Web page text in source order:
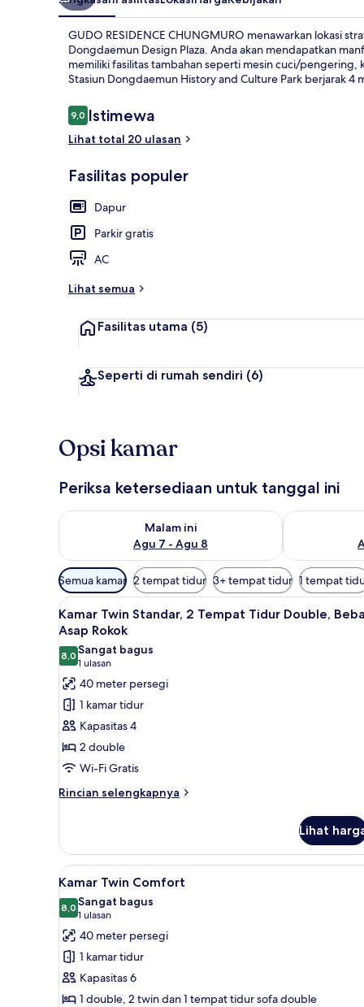
GUDO RESIDENCE CHUNGMURO menawarkan lokasi
Dongdaemun Design Plaza. Anda akan mendapatkan
memiliki fasilitas tambahan seperti mesin cuci/pengering,
Stasiun Dongdaemun History and Culture Park berjarak 4
Ulasan
9,09,0 dari 10
Istimewa
Lihat total 20 ulasan
Fasilitas populer
Dapur
Parkir gratis
AC
Lihat semua
Fasilitas utama (5)
Seperti di rumah sendiri (6)
Opsi kamar
Periksa ketersediaan untuk tanggal ini
Malam ini
Agu 7 - Agu 8
Periksa ketersediaan untuk malam ini Agu 7 - Agu 8
Periksa
Filter
tersedia
untuk
kamar
Semua kamar 2 tempat tidur 3+ tempat tidur 1 tempat
Lihat
semua
foto
untuk
Kamar
Twin
Standar,
2
Tempat
Tidur
Double,
Rokok
Kamar Twin Standar, 2
16
Kamar Twin Standar, 2 Tempat Tidur Double,
Asap Rokok
8,08,0 dari 10
Sangat bagus
1 ulasan
(1
ulasan)
40 meter persegi
1 kamar tidur
Kapasitas 4
2 double
Wi-Fi Gratis
Rincian selengkapnya
Rincian
Kamar
Twin
Standar,
Tempat
Tidur
Double,
Bebas
Asap
Rokok
Lihat
Lihat
semua
foto
untuk
Kamar
Twin
Comfort
Kamar Twin Comfort | Area
14
Kamar Twin Comfort
8,08,0 dari 10
Sangat bagus
1 ulasan
(1
ulasan)
40 meter persegi
1 kamar tidur
Kapasitas 6
1 double, 2 twin dan 1 tempat tidur sofa double